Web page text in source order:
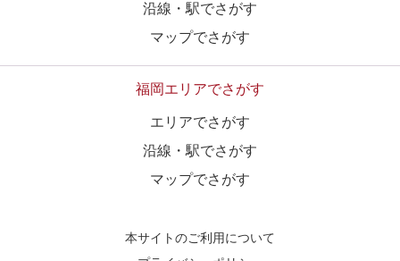
沿線・駅でさがす
マップでさがす
福岡エリアでさがす
エリアでさがす
沿線・駅でさがす
マップでさがす
本サイトのご利用について